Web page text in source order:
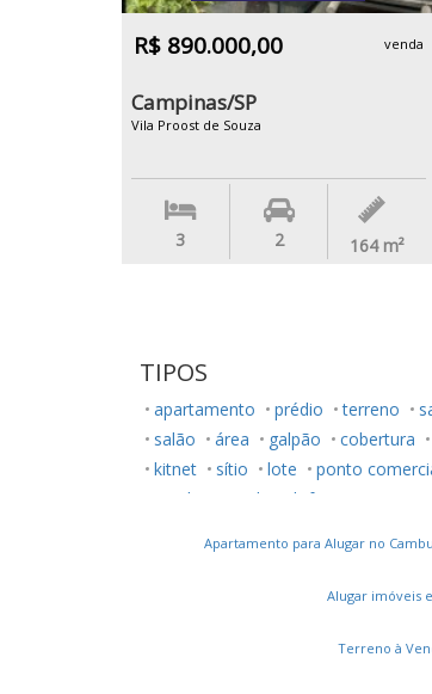
R$ 890.000,00 venda
Campinas/SP
Vila Proost de Souza
3 2 164 m²
TIPOS
apartamento prédio terreno
salão
área galpão cobertura
kitnet
sítio lote ponto
rancho
studio loft
Apartamento para Alugar no
Alugar imóveis
Terreno à